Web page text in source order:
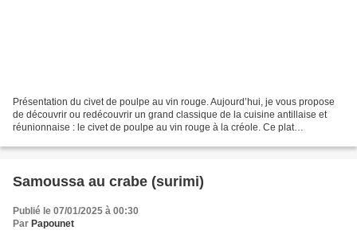
Présentation du civet de poulpe au vin rouge. Aujourd’hui, je vous propose
de découvrir ou redécouvrir un grand classique de la cuisine antillaise et
réunionnaise : le civet de poulpe au vin rouge à la créole. Ce plat
Samoussa au crabe (surimi)
Publié le 07/01/2025 à 00:30
Par Papounet